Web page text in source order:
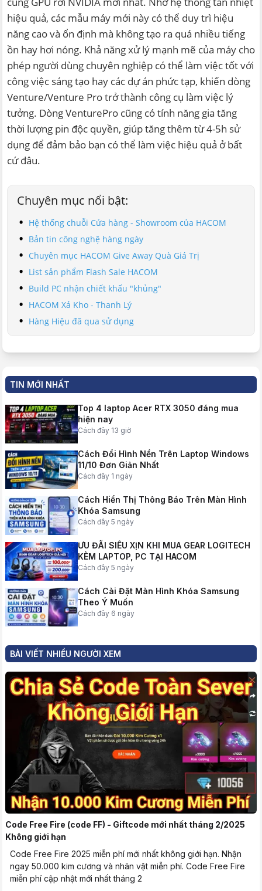
hiệu quả, các mẫu máy mới này có thể duy trì hiệu
năng cao và ổn định mà không tạo ra quá nhiều tiếng
ồn hay hơi nóng. Khả năng xử lý mạnh mẽ của máy cho
phép người dùng chuyên nghiệp có thể làm việc tốt với
công việc sáng tạo hay các dự án phức tạp, khiến dòng
Venture/Venture Pro trở thành công cụ làm việc lý
tưởng. Dòng VenturePro cũng có tính năng gia tăng
thời lượng pin độc quyền, giúp tăng thêm từ 4-5h sử
dụng để đảm bảo bạn có thể làm việc hiệu quả ở bất
cứ đâu.
Chuyên mục nổi bật:
Hệ thống chuỗi Cửa hàng - Showroom của HACOM
Bản tin công nghệ hàng ngày
Chuyên mục HACOM Give Away Quà Giá Trị
List sản phẩm Flash Sale HACOM
Build PC nhận chiết khấu "khủng"
HACOM Xả Kho - Thanh Lý
Hàng Hiệu đã qua sử dụng
TIN MỚI NHẤT
Top 4 laptop Acer RTX 3050 đáng mua
hiện nay
Cách đây 13 giờ
Cách Đổi Hình Nền Trên Laptop Windows
11/10 Đơn Giản Nhất
Cách đây 1 ngày
Cách Hiển Thị Thông Báo Trên Màn Hình
Khóa Samsung
Cách đây 5 ngày
ƯU ĐÃI SIÊU XỊN KHI MUA GEAR LOGITECH
KÈM LAPTOP, PC TẠI HACOM
Cách đây 5 ngày
Cách Cài Đặt Màn Hình Khóa Samsung
Theo Ý Muốn
Cách đây 6 ngày
BÀI VIẾT NHIỀU NGƯỜI XEM
Code Free Fire (code FF) - Giftcode mới nhất tháng 2/2025
Không giới hạn
Code Free Fire 2025 miễn phí mới nhất không giới hạn. Nhận
ngay 50.000 kim cương và nhân vật miễn phí. Code Free Fire
miễn phí cập nhật mới nhất tháng 2